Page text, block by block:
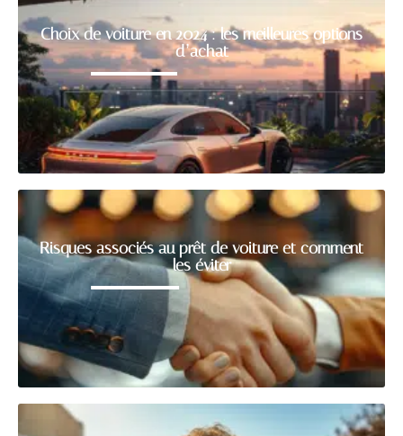
Choix de voiture en 2024 : les meilleures options
d’achat
Risques associés au prêt de voiture et comment
les éviter